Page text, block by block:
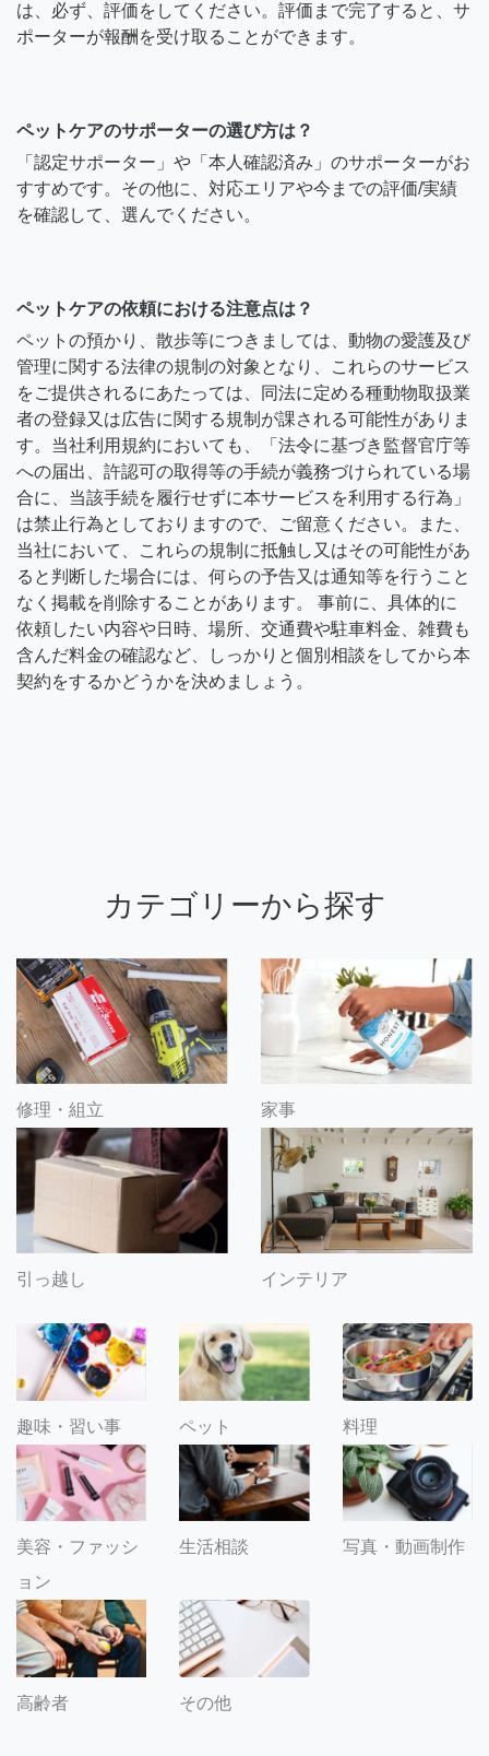
は、必ず、評価をしてください。評価まで完了すると、サ
ポーターが報酬を受け取ることができます。
ペットケアのサポーターの選び方は？
「認定サポーター」や「本人確認済み」のサポーターがお
すすめです。その他に、対応エリアや今までの評価/実績
を確認して、選んでください。
ペットケアの依頼における注意点は？
ペットの預かり、散歩等につきましては、動物の愛護及び
管理に関する法律の規制の対象となり、これらのサービス
をご提供されるにあたっては、同法に定める種動物取扱業
者の登録又は広告に関する規制が課される可能性がありま
す。当社利用規約においても、「法令に基づき監督官庁等
への届出、許認可の取得等の手続が義務づけられている場
合に、当該手続を履行せずに本サービスを利用する行為」
は禁止行為としておりますので、ご留意ください。また、
当社において、これらの規制に抵触し又はその可能性があ
ると判断した場合には、何らの予告又は通知等を行うこと
なく掲載を削除することがあります。 事前に、具体的に
依頼したい内容や日時、場所、交通費や駐車料金、雑費も
含んだ料金の確認など、しっかりと個別相談をしてから本
契約をするかどうかを決めましょう。
カテゴリーから探す
修理・組立 家事
引っ越し インテリア
趣味・習い事 ペット 料理
美容・ファッシ
ョン
生活相談 写真・動画制作
高齢者 その他